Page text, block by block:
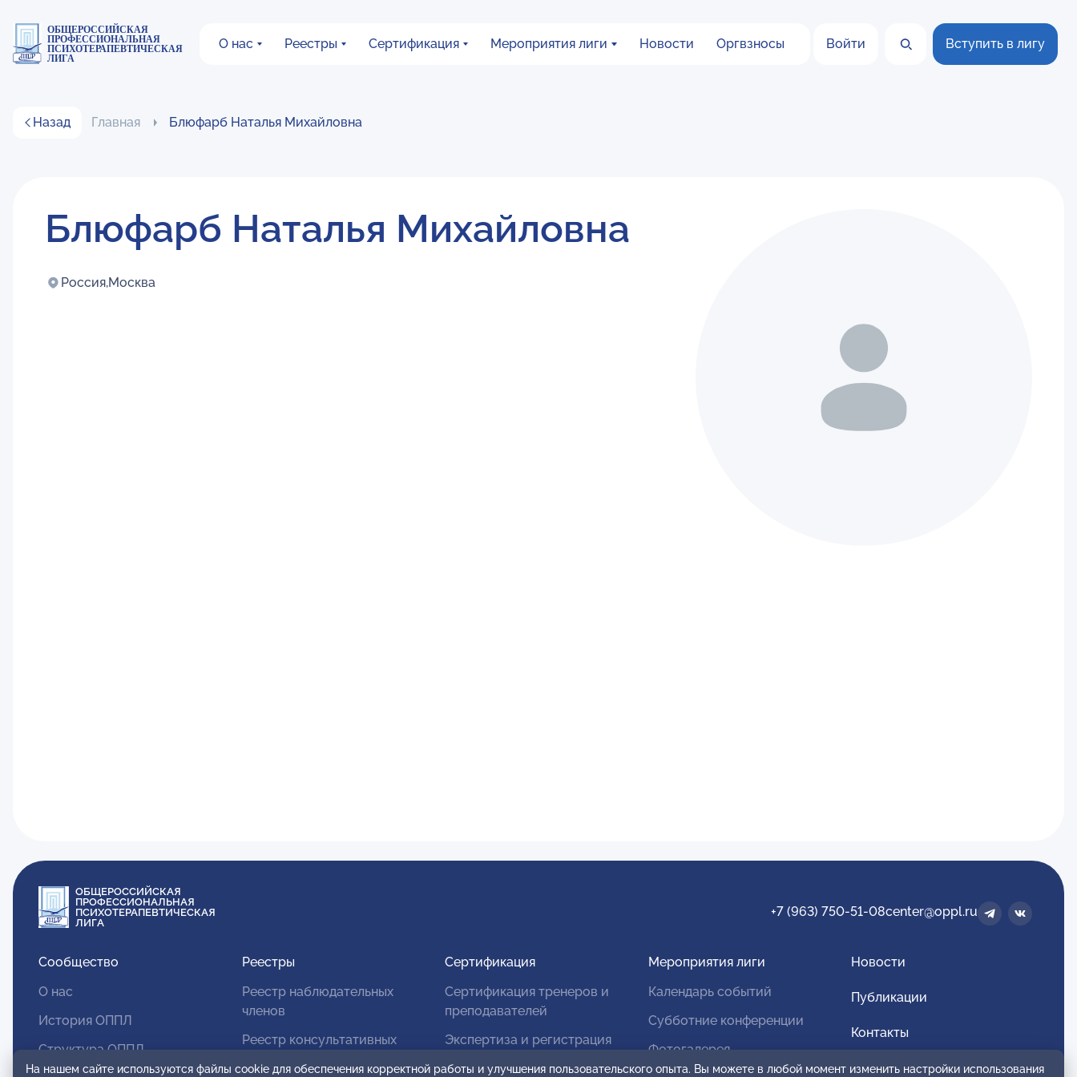
ОБЩЕРОССИЙСКАЯ
ПРОФЕССИОНАЛЬНАЯ
ПСИХОТЕРАПЕВТИЧЕСКАЯ
ЛИГА
О нас Реестры Сертификация Мероприятия лиги Новости Оргвзносы Войти Вступить в лигу
Назад Главная Блюфарб Наталья Михайловна
Блюфарб Наталья Михайловна
Россия,Москва
ОБЩЕРОССИЙСКАЯ
ПРОФЕССИОНАЛЬНАЯ
ПСИХОТЕРАПЕВТИЧЕСКАЯ
ЛИГА
+7 (963) 750-51-08center@oppl.ru
Сообщество
О нас
История ОППЛ
Структура ОППЛ
Реестры
Реестр наблюдательных
членов
Реестр консультативных
Сертификация
Сертификация тренеров и
преподавателей
Экспертиза и регистрация
Мероприятия лиги
Календарь событий
Субботние конференции
Фотогалерея
Новости
Публикации
Контакты
Для спонсоров и партнеров
На нашем сайте используются файлы cookie для обеспечения корректной работы и улучшения пользовательского опыта. Вы можете в любой момент изменить настройки использования